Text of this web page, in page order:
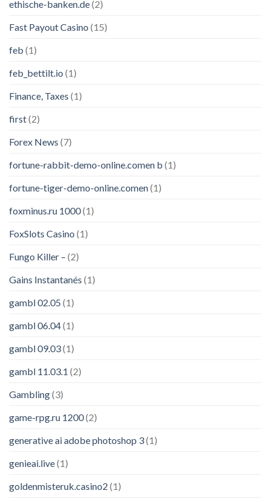
ethische-banken.de(2)
Fast Payout Casino (15)
feb (1)
feb_bettilt.io (1)
Finance, Taxes (1)
first(2)
Forex News (7)
fortune-rabbit-demo-online.comen b (1)
fortune-tiger-demo-online.comen(1)
foxminus.ru 1000(1)
FoxSlots Casino (1)
Fungo Killer – (2)
Gains Instantanés (1)
gambl 02.05 (1)
gambl 06.04(1)
gambl 09.03(1)
gambl 11.03.1 (2)
Gambling(3)
game-rpg.ru 1200(2)
generative ai adobe photoshop 3(1)
genieai.live(1)
goldenmisteruk.casino2 (1)